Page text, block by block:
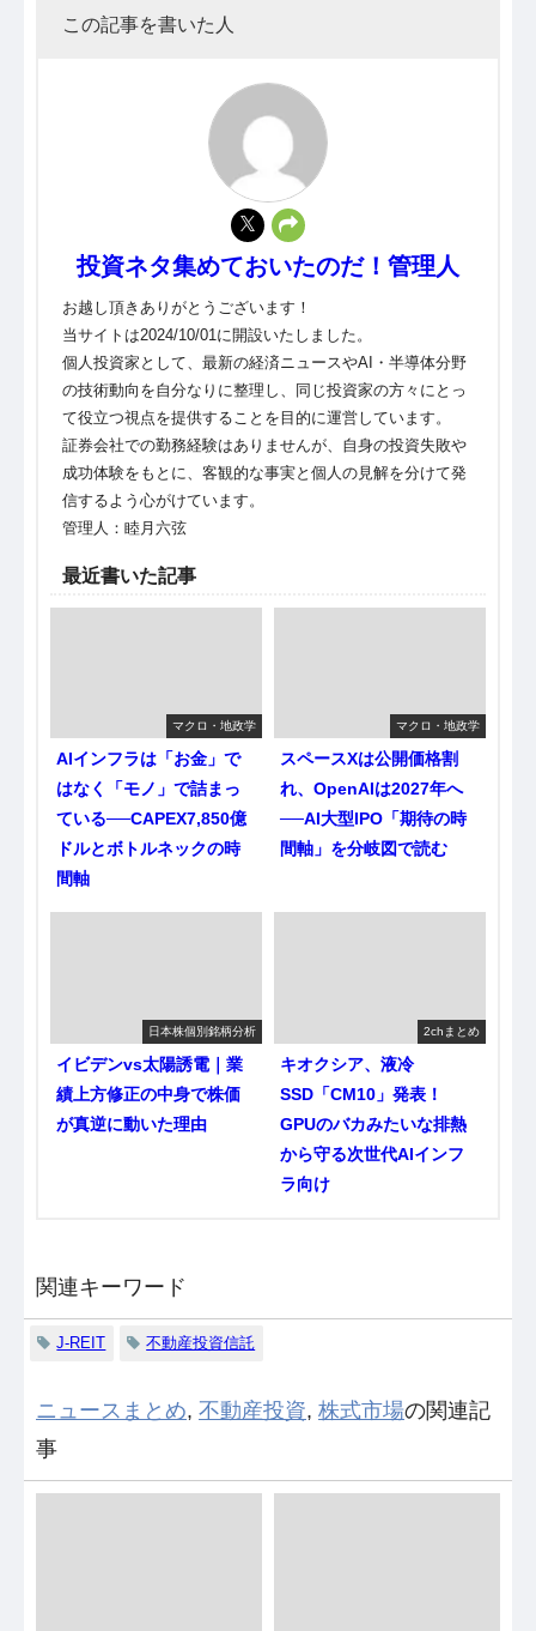
この記事を書いた人
投資ネタ集めておいたのだ！管理人
お越し頂きありがとうございます！
当サイトは2024/10/01に開設いたしました。
個人投資家として、最新の経済ニュースやAI・半導体分野
の技術動向を自分なりに整理し、同じ投資家の方々にとっ
て役立つ視点を提供することを目的に運営しています。
証券会社での勤務経験はありませんが、自身の投資失敗や
成功体験をもとに、客観的な事実と個人の見解を分けて発
信するよう心がけています。
管理人：睦月六弦
最近書いた記事
マクロ・地政学
AIインフラは「お金」で
はなく「モノ」で詰まっ
ている──CAPEX7,850億
ドルとボトルネックの時
間軸
マクロ・地政学
スペースXは公開価格割
れ、OpenAIは2027年へ
──AI大型IPO「期待の時
間軸」を分岐図で読む
日本株個別銘柄分析
イビデンvs太陽誘電｜業
績上方修正の中身で株価
が真逆に動いた理由
2chまとめ
キオクシア、液冷
SSD「CM10」発表！
GPUのバカみたいな排熱
から守る次世代AIインフ
ラ向け
関連キーワード
J-REIT 不動産投資信託
ニュースまとめ, 不動産投資, 株式市場の関連記
事